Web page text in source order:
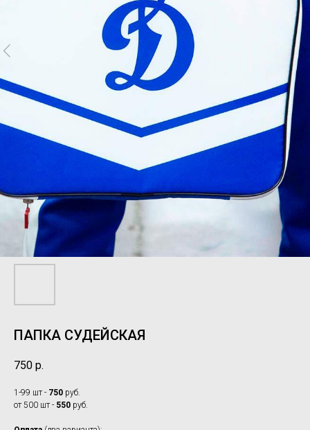
ПАПКА СУДЕЙСКАЯ
750 р.
1-99 шт - 750 руб.
от 500 шт - 550 руб.